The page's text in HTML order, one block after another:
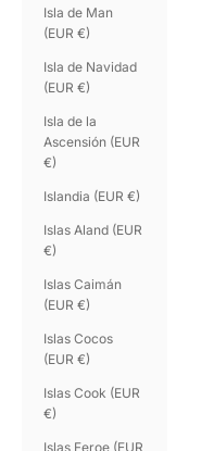
Isla de Man
(EUR €)
Isla de Navidad
(EUR €)
Isla de la
Ascensión (EUR
€)
Islandia (EUR €)
Islas Aland (EUR
€)
Islas Caimán
(EUR €)
Islas Cocos
(EUR €)
Islas Cook (EUR
€)
Islas Feroe (EUR